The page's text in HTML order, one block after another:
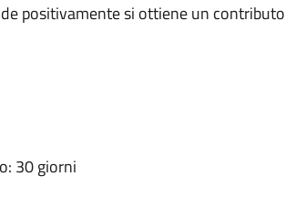
positivamente si ottiene un contributo
30 giorni